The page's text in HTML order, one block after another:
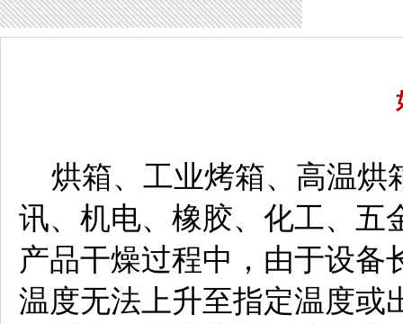
烘箱、工业烤箱、高温烘
讯、机电、橡胶、化工、五
产品干燥过程中，由于设备
温度无法上升至指定温度